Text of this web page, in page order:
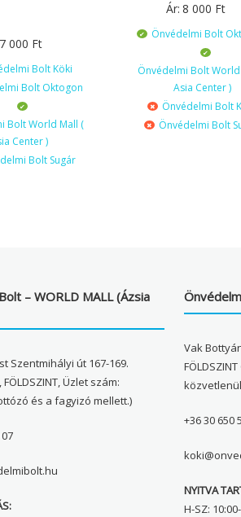
7 000 Ft
Bolt Köki
Bolt Oktogon
Bolt World Mall (
Center )
Bolt Sugár
Ár: 8 000 Ft
Önvédelmi Bolt
Önvédelmi Bolt
Asia Center )
Önvédelmi Bolt
Önvédelmi Bolt
– WORLD MALL (Ázsia
Szentmihályi út 167-169.
Üzlet szám:
és a fagyizó mellett.)
Vak
közvetlenül
+36 30 650
NYITVA
H-SZ: